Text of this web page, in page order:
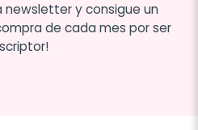
y consigue un
de cada mes por ser